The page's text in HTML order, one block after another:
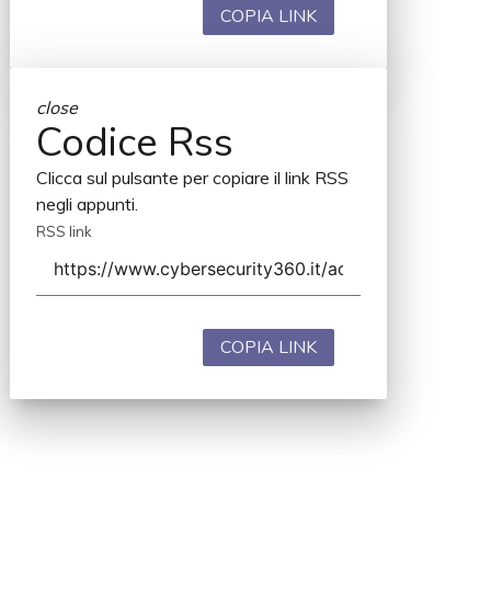
COPIA LINK
close
Codice Rss
Clicca sul pulsante per copiare il link RSS
negli appunti.
RSS link
COPIA LINK